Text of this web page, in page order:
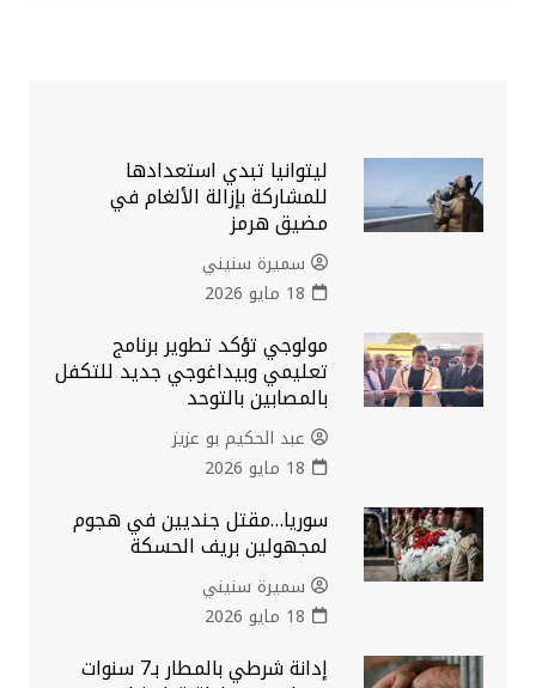
ليتوانيا تبدي استعدادها
للمشاركة بإزالة الألغام في
مضيق هرمز
سميرة سنيني
18 مايو 2026
مولوجي تؤكد تطوير برنامج
تعليمي وبيداغوجي جديد للتكفل
بالمصابين بالتوحد
عبد الحكيم بو عزيز
18 مايو 2026
سوريا…مقتل جنديين في هجوم
لمجهولين بريف الحسكة
سميرة سنيني
18 مايو 2026
إدانة شرطي بالمطار بـ7 سنوات